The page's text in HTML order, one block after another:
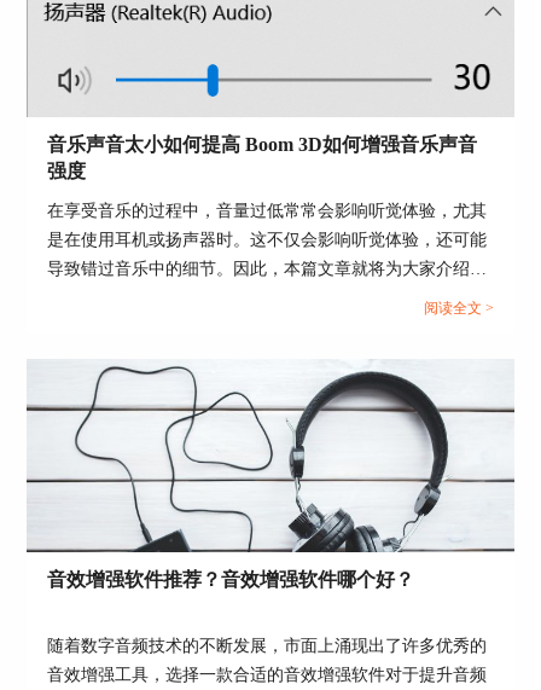
升低频段的分贝，有助于加强音乐的节奏感，营造
图4：派对预设
Boom 3D的预设功能，不仅包括以上所述的派对预
音乐、雷鬼音乐等音乐流派预设，以及小号、键盘
等乐器预设，大家都可以尝试一下。
以上就是如何使用Boom 3D增强派对现场音效的全
过程了，如果您还需要其他的使用技巧，或者希望
浏览其他案例，请访问 Boom 3D中文网站。
音乐声音太小如何提高 Boom 3D如何增强音乐声音
强度
在享受音乐的过程中，音量过低常常会影响听觉体验，尤其
是在使用耳机或扬声器时。这不仅会影响听觉体验，还可能
导致错过音乐中的细节。因此，本篇文章就将为大家介绍音
乐声音太小如何提高以及Boom 3D如何增强音乐声音强度的
阅读全文 >
音效增强软件推荐？音效增强软件哪个好？
随着数字音频技术的不断发展，市面上涌现出了许多优秀的
音效增强工具，选择一款合适的音效增强软件对于提升音频